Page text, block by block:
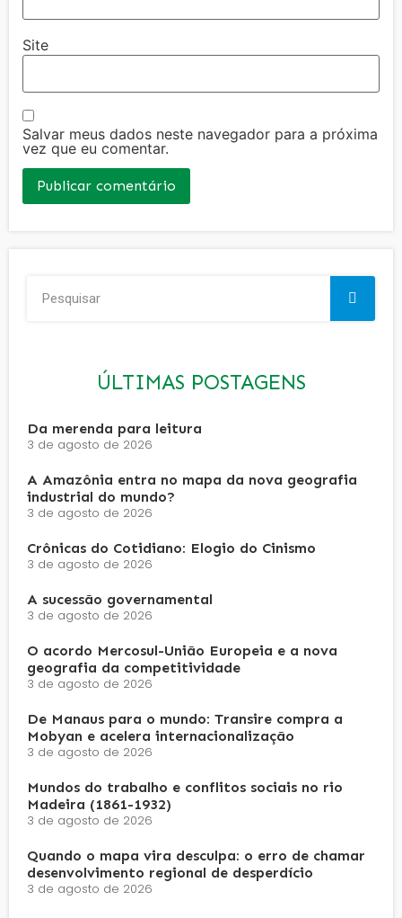
Site
Salvar meus dados neste navegador para a próxima
vez que eu comentar.
ÚLTIMAS POSTAGENS
Da merenda para leitura
3 de agosto de 2026
A Amazônia entra no mapa da nova geografia
industrial do mundo?
3 de agosto de 2026
Crônicas do Cotidiano: Elogio do Cinismo
3 de agosto de 2026
A sucessão governamental
3 de agosto de 2026
O acordo Mercosul-União Europeia e a nova
geografia da competitividade
3 de agosto de 2026
De Manaus para o mundo: Transire compra a
Mobyan e acelera internacionalização
3 de agosto de 2026
Mundos do trabalho e conflitos sociais no rio
Madeira (1861-1932)
3 de agosto de 2026
Quando o mapa vira desculpa: o erro de chamar
desenvolvimento regional de desperdício
3 de agosto de 2026